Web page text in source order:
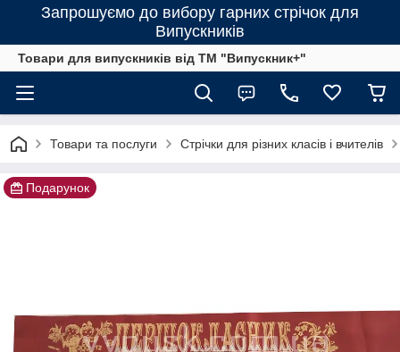
Запрошуємо до вибору гарних стрічок для
Випускників
Товари для випускників від ТМ "Випускник+"
Товари та послуги Стрічки для різних класів і вчителів
Подарунок